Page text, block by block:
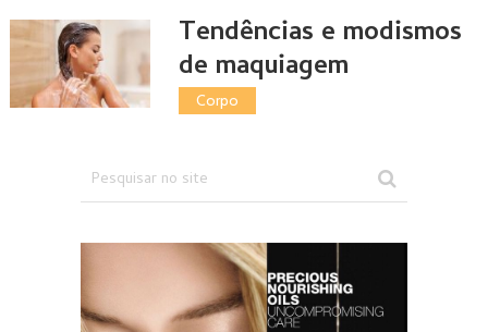
Tendências e modismos
de maquiagem
Corpo